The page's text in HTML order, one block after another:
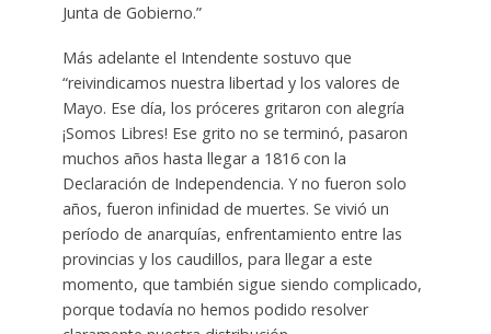
Junta de Gobierno.”
Más adelante el Intendente sostuvo que
“reivindicamos nuestra libertad y los valores de
Mayo. Ese día, los próceres gritaron con alegría
¡Somos Libres! Ese grito no se terminó, pasaron
muchos años hasta llegar a 1816 con la
Declaración de Independencia. Y no fueron solo
años, fueron infinidad de muertes. Se vivió un
período de anarquías, enfrentamiento entre las
provincias y los caudillos, para llegar a este
momento, que también sigue siendo complicado,
porque todavía no hemos podido resolver